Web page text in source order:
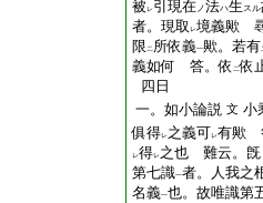
被 レ引現在ノ法ハ生 スル
者。現取 レ境義歟
限 二 所依義一歟。若有
義如何 答。依 二依
四日
一。如小論説 文 小
俱得レ之義可レ有歟
レ得レ之也 難云。旣
第七識一者。人我之
名義一也。故唯識第